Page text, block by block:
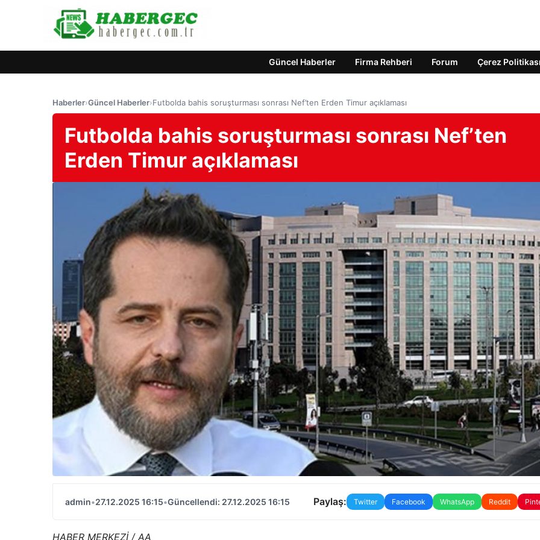
Güncel Haberler Firma Rehberi Forum Çerez Politikası
Haberler›Güncel Haberler›Futbolda bahis soruşturması sonrası Nef’ten Erden Timur açıklaması
Futbolda bahis soruşturması sonrası Nef’ten
Erden Timur açıklaması
admin•27.12.2025 16:15•Güncellendi: 27.12.2025 16:15 Paylaş: Twitter Facebook WhatsApp Reddit
HABER MERKEZİ / AA